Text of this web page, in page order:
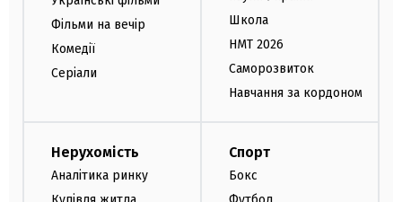
Фільми на вечір
Комедії
Серіали
Школа
НМТ 2026
Саморозвиток
Навчання за кордоном
Нерухомість
Аналітика ринку
Спорт
Бокс